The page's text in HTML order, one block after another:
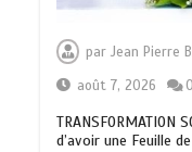
parJean Pierre
août 7, 2026
0
TRANSFORMATION
d’avoir une Feuille